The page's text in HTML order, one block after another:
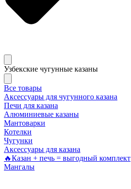
Узбекские чугунные казаны
Все товары
Аксессуары для чугунного казана
Печи для казана
Алюминиевые казаны
Мантоварки
Котелки
Чугунки
Аксессуары для казана
🔥Казан + печь = выгодный комплект
Мангалы